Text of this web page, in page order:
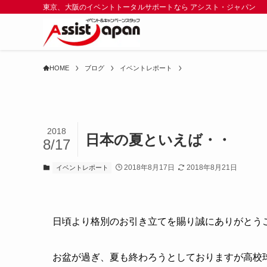
東京、大阪のイベントトータルサポートなら アシスト・ジャパン
HOME ブログ イベントレポート
日本の夏といえば・・
2018
8/17
イベントレポート 2018年8月17日 2018年8月21日
日頃より格別のお引き立てを賜り誠にありがとう
お盆が過ぎ、夏も終わろうとしておりますが高